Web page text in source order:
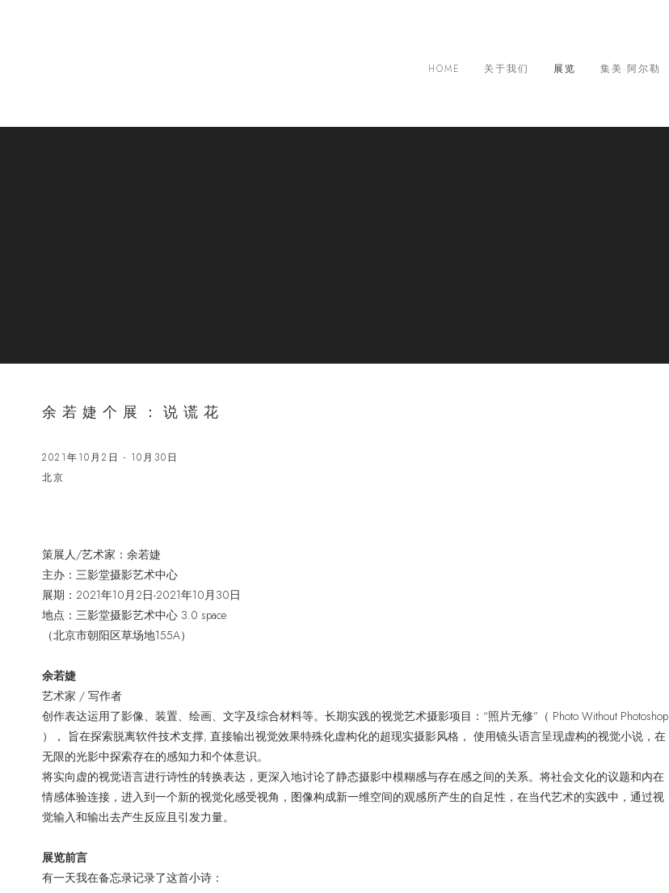
HOME 关于我们 展览 集美·阿尔勒
余若婕个展：说谎花
2021年10月2日 - 10月30日
北京
策展人/艺术家：余若婕
主办：三影堂摄影艺术中心
展期：2021年10月2日-2021年10月30日
地点：三影堂摄影艺术中心 3.0 space
（北京市朝阳区草场地155A）
余若婕
艺术家 / 写作者
创作表达运用了影像、装置、绘画、文字及综合材料等。长期实践的视觉艺术摄影项目：“照片无修”（ Photo Without Photoshop
）， 旨在探索脱离软件技术支撑, 直接输出视觉效果特殊化虚构化的超现实摄影风格， 使用镜头语言呈现虚构的视觉小说，在
无限的光影中探索存在的感知力和个体意识。
将实向虚的视觉语言进行诗性的转换表达，更深入地讨论了静态摄影中模糊感与存在感之间的关系。将社会文化的议题和内在
情感体验连接，进入到一个新的视觉化感受视角，图像构成新一维空间的观感所产生的自足性，在当代艺术的实践中，通过视
觉输入和输出去产生反应且引发力量。
展览前言
有一天我在备忘录记录了这首小诗：